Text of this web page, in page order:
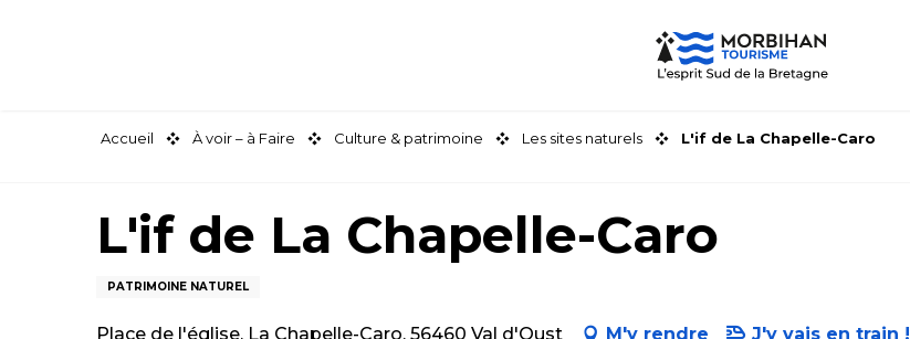
Accueil À voir – à Faire Culture & patrimoine Les sites naturels L'if de La Chapelle-Caro
L'if de La Chapelle-Caro
PATRIMOINE NATUREL
Place de l'église, La Chapelle-Caro, 56460 Val d'Oust M'y rendre J'y vais en train !